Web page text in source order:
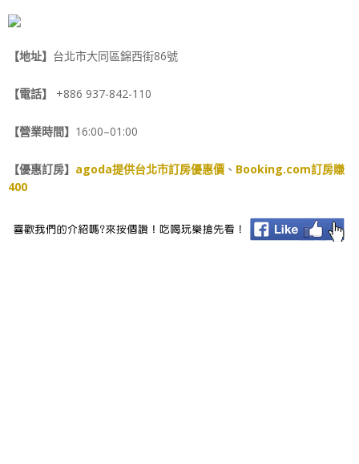
【地址】 台北市大同區錦西街86號
【電話】 +886 937-842-110
【營業時間】 16:00–01:00
【優惠訂房】 agoda提供台北市訂房優惠價 、 Booking.com訂房賺
400